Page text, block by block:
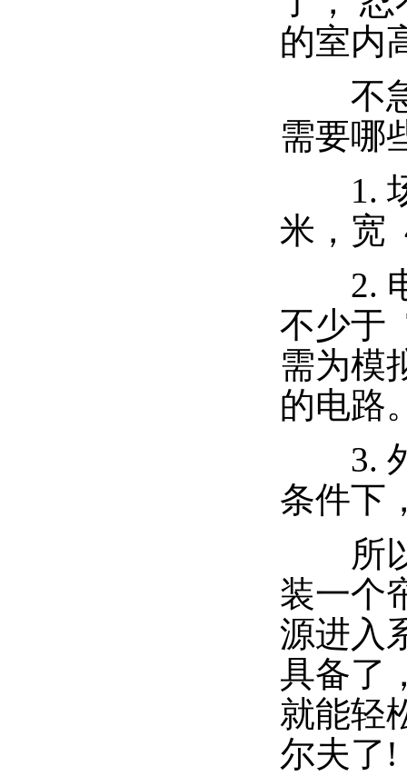
的室内
不急
需要哪
1. 场
米，宽
2. 电
不少于
需为模
的电路
3. 外
条件下
所以
装一个
源进入
具备了
就能轻
尔夫了!